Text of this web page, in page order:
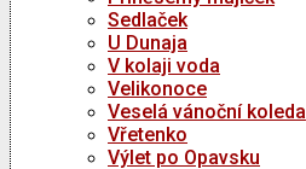
Sedlaček
U Dunaja
V kolaji voda
Velikonoce
Veselá vánoční koleda
Vřetenko
Výlet po Opavsku